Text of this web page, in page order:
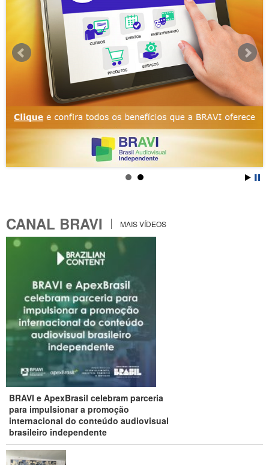
CANAL BRAVI MAIS VÍDEOS
BRAVI e ApexBrasil celebram parceria
para impulsionar a promoção
internacional do conteúdo audiovisual
brasileiro independente